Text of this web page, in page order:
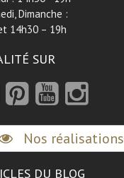
Dimanche :
14h30 – 19h
SUR
Nos réalisations
DU BLOG